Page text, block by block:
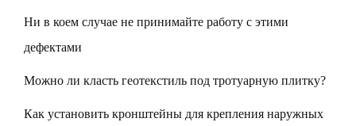
Ни в коем случае не принимайте работу с этими
дефектами
Можно ли класть геотекстиль под тротуарную плитку?
Как установить кронштейны для крепления наружных